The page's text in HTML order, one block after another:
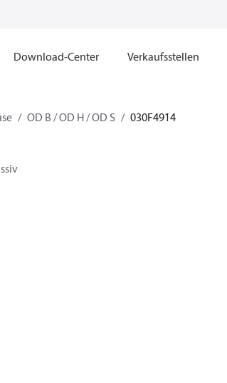
Download-Center Verkaufsstellen
OD B / OD H / OD S 030F4914